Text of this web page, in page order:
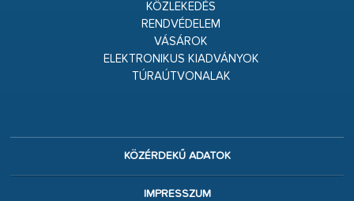
KÖZLEKEDÉS
RENDVÉDELEM
VÁSÁROK
ELEKTRONIKUS KIADVÁNYOK
TÚRAÚTVONALAK
KÖZÉRDEKŰ ADATOK
IMPRESSZUM